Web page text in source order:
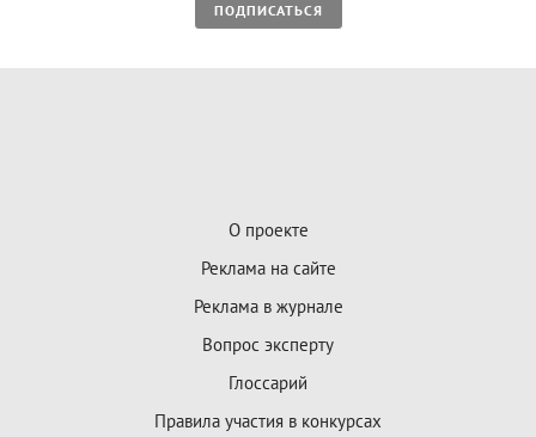
ПОДПИСАТЬСЯ
О проекте
Реклама на сайте
Реклама в журнале
Вопрос эксперту
Глоссарий
Правила участия в конкурсах